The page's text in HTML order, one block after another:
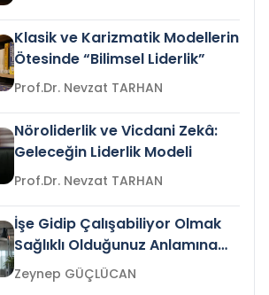
Klasik ve Karizmatik Modellerin
Ötesinde “Bilimsel Liderlik”
Prof.Dr. Nevzat TARHAN
Nöroliderlik ve Vicdani Zekâ:
Geleceğin Liderlik Modeli
Prof.Dr. Nevzat TARHAN
İşe Gidip Çalışabiliyor Olmak
Sağlıklı Olduğunuz Anlamına
Gelir mi?Zeynep GÜÇLÜCAN